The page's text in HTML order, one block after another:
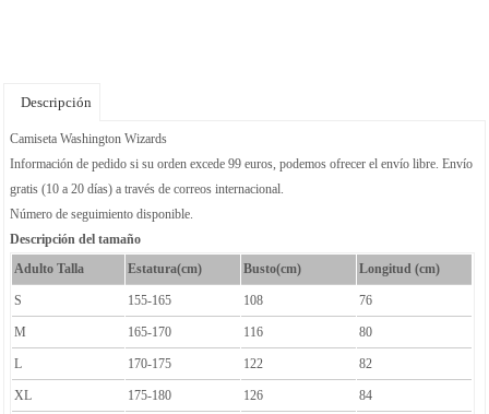
Descripción
Camiseta Washington Wizards
Información de pedido si su orden excede 99 euros, podemos ofrecer el envío libre. Envío
gratis (10 a 20 días) a través de correos internacional.
Número de seguimiento disponible.
Descripción del tamaño
Adulto Talla
Estatura(cm) Busto(cm) Longitud (cm)
S 155-165 108 76
M 165-170 116 80
L 170-175 122 82
XL 175-180 126 84